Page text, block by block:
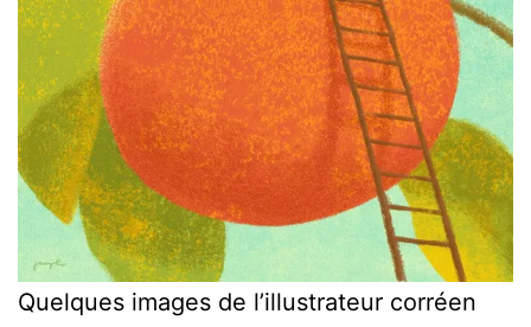
Quelques images de l’illustrateur corréen